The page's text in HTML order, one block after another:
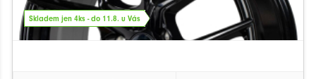
Skladem jen 4ks - do 11.8. u Vás